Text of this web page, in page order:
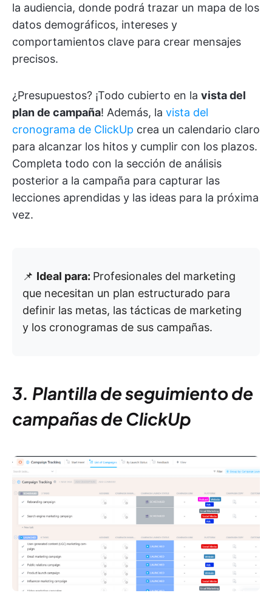
la audiencia, donde podrá trazar un mapa de los
datos demográficos, intereses y
comportamientos clave para crear mensajes
precisos.
¿Presupuestos? ¡Todo cubierto en la vista del
plan de campaña! Además, la vista del
cronograma de ClickUp crea un calendario claro
para alcanzar los hitos y cumplir con los plazos.
Completa todo con la sección de análisis
posterior a la campaña para capturar las
lecciones aprendidas y las ideas para la próxima
vez.
📌 Ideal para: Profesionales del marketing
que necesitan un plan estructurado para
definir las metas, las tácticas de marketing
y los cronogramas de sus campañas.
3. Plantilla de seguimiento de
campañas de ClickUp